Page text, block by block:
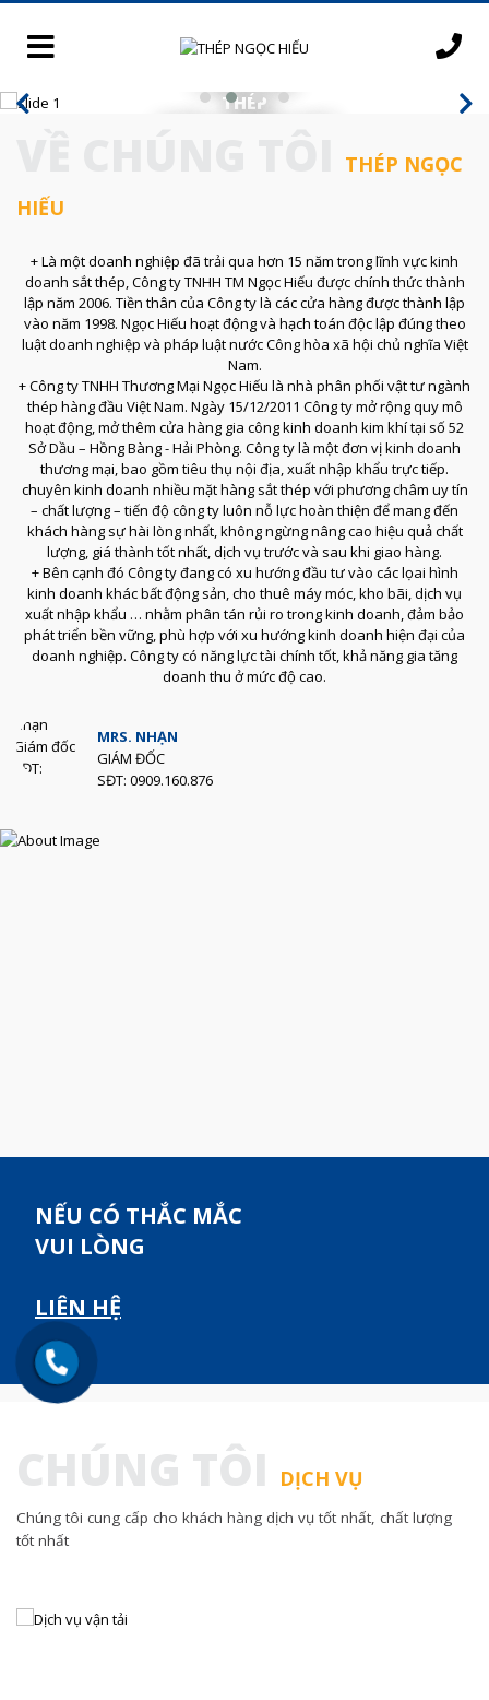
THÉP
THÉP NGỌC
HIẾU
+ Là một doanh nghiệp đã trải qua hơn 15 năm trong lĩnh vực kinh
doanh sắt thép, Công ty TNHH TM Ngọc Hiếu được chính thức thành
lập năm 2006. Tiền thân của Công ty là các cửa hàng được thành lập
vào năm 1998. Ngọc Hiếu hoạt động và hạch toán độc lập đúng theo
luật doanh nghiệp và pháp luật nước Công hòa xã hội chủ nghĩa Việt
Nam.
+ Công ty TNHH Thương Mại Ngọc Hiếu là nhà phân phối vật tư ngành
thép hàng đầu Việt Nam. Ngày 15/12/2011 Công ty mở rộng quy mô
hoạt động, mở thêm cửa hàng gia công kinh doanh kim khí tại số 52
Sở Dầu – Hồng Bàng - Hải Phòng. Công ty là một đơn vị kinh doanh
thương mại, bao gồm tiêu thụ nội địa, xuất nhập khẩu trực tiếp.
chuyên kinh doanh nhiều mặt hàng sắt thép với phương châm uy tín
– chất lượng – tiến độ công ty luôn nỗ lực hoàn thiện để mang đến
khách hàng sự hài lòng nhất, không ngừng nâng cao hiệu quả chất
lượng, giá thành tốt nhất, dịch vụ trước và sau khi giao hàng.
+ Bên cạnh đó Công ty đang có xu hướng đầu tư vào các lọai hình
kinh doanh khác bất động sản, cho thuê máy móc, kho bãi, dịch vụ
xuất nhập khẩu … nhằm phân tán rủi ro trong kinh doanh, đảm bảo
phát triển bền vững, phù hợp với xu hướng kinh doanh hiện đại của
doanh nghiệp. Công ty có năng lực tài chính tốt, khả năng gia tăng
doanh thu ở mức độ cao.
MRS. NHẠN
GIÁM ĐỐC
SĐT: 0909.160.876
NẾU CÓ THẮC MẮC
VUI LÒNG
LIÊN HỆ
CHÚNG TÔI DỊCH VỤ
Chúng tôi cung cấp cho khách hàng dịch vụ tốt nhất, chất lượng
tốt nhất